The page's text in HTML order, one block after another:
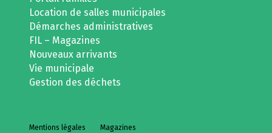
Location de salles municipales
Démarches administratives
FIL – Magazines
Nouveaux arrivants
Vie municipale
Gestion des déchets
Mentions légales Magazines